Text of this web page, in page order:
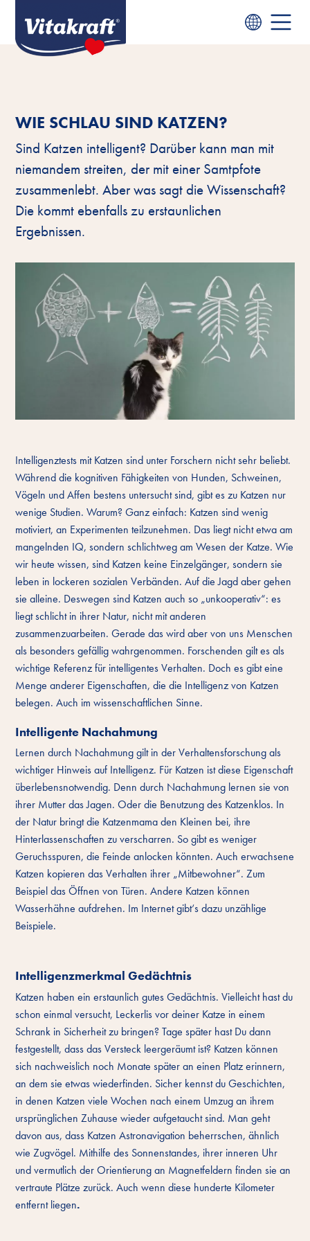
WIE SCHLAU SIND KATZEN?
Sind Katzen intelligent? Darüber kann man mit
niemandem streiten, der mit einer Samtpfote
zusammenlebt. Aber was sagt die Wissenschaft?
Die kommt ebenfalls zu erstaunlichen
Ergebnissen.
Intelligenztests mit Katzen sind unter Forschern nicht sehr beliebt.
Während die kognitiven Fähigkeiten von Hunden, Schweinen,
Vögeln und Affen bestens untersucht sind, gibt es zu Katzen nur
wenige Studien. Warum? Ganz einfach: Katzen sind wenig
motiviert, an Experimenten teilzunehmen. Das liegt nicht etwa am
mangelnden IQ, sondern schlichtweg am Wesen der Katze. Wie
wir heute wissen, sind Katzen keine Einzelgänger, sondern sie
leben in lockeren sozialen Verbänden. Auf die Jagd aber gehen
sie alleine. Deswegen sind Katzen auch so „unkooperativ“: es
liegt schlicht in ihrer Natur, nicht mit anderen
zusammenzuarbeiten. Gerade das wird aber von uns Menschen
als besonders gefällig wahrgenommen. Forschenden gilt es als
wichtige Referenz für intelligentes Verhalten. Doch es gibt eine
Menge anderer Eigenschaften, die die Intelligenz von Katzen
belegen. Auch im wissenschaftlichen Sinne.
Intelligente Nachahmung
Lernen durch Nachahmung gilt in der Verhaltensforschung als
wichtiger Hinweis auf Intelligenz. Für Katzen ist diese Eigenschaft
überlebensnotwendig. Denn durch Nachahmung lernen sie von
ihrer Mutter das Jagen. Oder die Benutzung des Katzenklos. In
der Natur bringt die Katzenmama den Kleinen bei, ihre
Hinterlassenschaften zu verscharren. So gibt es weniger
Geruchsspuren, die Feinde anlocken könnten. Auch erwachsene
Katzen kopieren das Verhalten ihrer „Mitbewohner“. Zum
Beispiel das Öffnen von Türen. Andere Katzen können
Wasserhähne aufdrehen. Im Internet gibt‘s dazu unzählige
Beispiele.
Intelligenzmerkmal Gedächtnis
Katzen haben ein erstaunlich gutes Gedächtnis. Vielleicht hast du
schon einmal versucht, Leckerlis vor deiner Katze in einem
Schrank in Sicherheit zu bringen? Tage später hast Du dann
festgestellt, dass das Versteck leergeräumt ist? Katzen können
sich nachweislich noch Monate später an einen Platz erinnern,
an dem sie etwas wiederfinden. Sicher kennst du Geschichten,
in denen Katzen viele Wochen nach einem Umzug an ihrem
ursprünglichen Zuhause wieder aufgetaucht sind. Man geht
davon aus, dass Katzen Astronavigation beherrschen, ähnlich
wie Zugvögel. Mithilfe des Sonnenstandes, ihrer inneren Uhr
und vermutlich der Orientierung an Magnetfeldern finden sie an
vertraute Plätze zurück. Auch wenn diese hunderte Kilometer
entfernt liegen.